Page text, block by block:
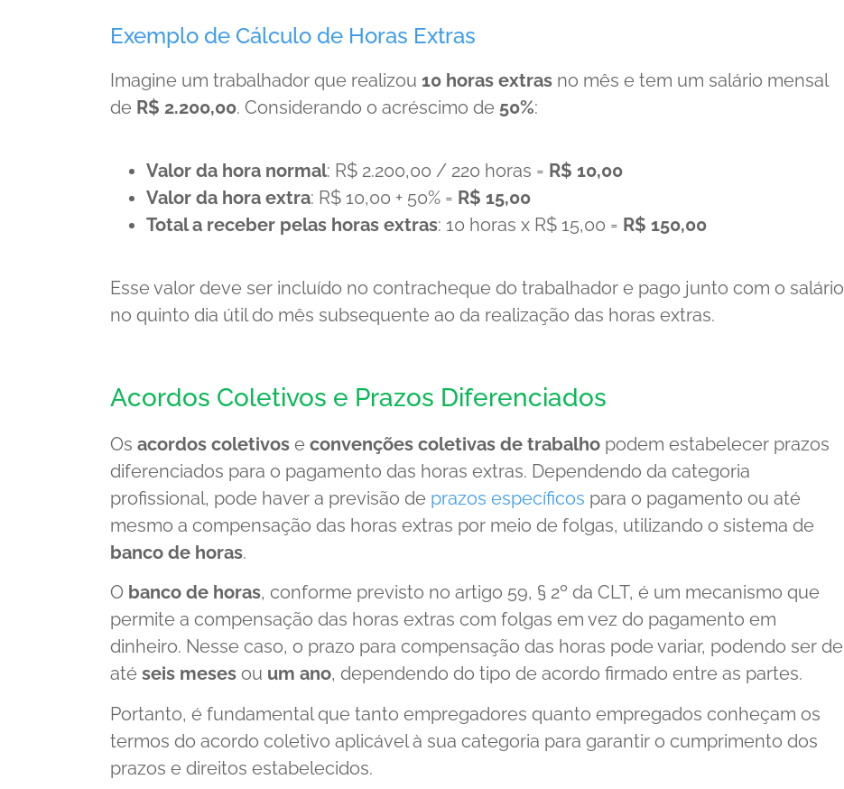
Exemplo de Cálculo de Horas Extras
Imagine um trabalhador que realizou 10 horas extras no mês e tem um salário mensal
de R$ 2.200,00. Considerando o acréscimo de 50%:
Valor da hora normal: R$ 2.200,00 / 220 horas = R$ 10,00
Valor da hora extra: R$ 10,00 + 50% = R$ 15,00
Total a receber pelas horas extras: 10 horas x R$ 15,00 = R$ 150,00
Esse valor deve ser incluído no contracheque do trabalhador e pago junto com o salário
no quinto dia útil do mês subsequente ao da realização das horas extras.
Acordos Coletivos e Prazos Diferenciados
Os acordos coletivos e convenções coletivas de trabalho podem estabelecer prazos
diferenciados para o pagamento das horas extras. Dependendo da categoria
profissional, pode haver a previsão de prazos específicos para o pagamento ou até
mesmo a compensação das horas extras por meio de folgas, utilizando o sistema de
banco de horas.
O banco de horas, conforme previsto no artigo 59, § 2º da CLT, é um mecanismo que
permite a compensação das horas extras com folgas em vez do pagamento em
dinheiro. Nesse caso, o prazo para compensação das horas pode variar, podendo ser de
até seis meses ou um ano, dependendo do tipo de acordo firmado entre as partes.
Portanto, é fundamental que tanto empregadores quanto empregados conheçam os
termos do acordo coletivo aplicável à sua categoria para garantir o cumprimento dos
prazos e direitos estabelecidos.